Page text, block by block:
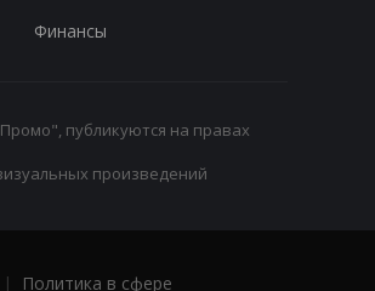
Финансы
публикуются на правах
произведений
| Политика в сфере